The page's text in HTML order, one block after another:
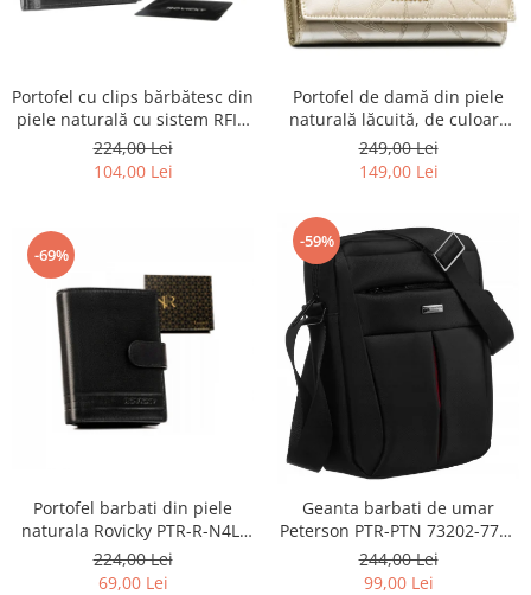
Portofel cu clips bărbătesc din
piele naturală cu sistem RFID
- Rovicky PTR-N1908-RVT-9799
BLACK
224,00 Lei
104,00 Lei
Portofel de damă din piele
naturală lăcuită, de culoare
bej, cu închidere cu capsă -
Peterson
249,00 Lei
149,00 Lei
-69%
Portofel barbati din piele
naturala Rovicky PTR-R-N4L-
GAT-8922 B+B
224,00 Lei
69,00 Lei
-59%
Geanta barbati de umar
Peterson PTR-PTN 73202-7738
BL
244,00 Lei
99,00 Lei